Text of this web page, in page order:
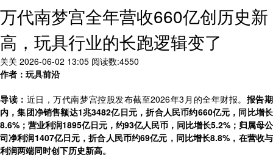
万代南梦宫全年营收660亿创历史新
高，玩具行业的长跑逻辑变了
关关 2026-06-02 13:05 阅读数:4550
作者：玩具前沿
导读： 近日，万代南梦宫控股发布截至2026年3月的全年财报。 报告期
内，集团净销售额达1兆3482亿日元，折合人民币约660亿元，同比增长
8.6%；营业利润1895亿日元，约93亿人民币，同比增长5.2%；归属母公
司净利润1407亿日元，折合人民币约69亿元，同比增长8.8%，在营收与
利润两端同时创下历史新高。